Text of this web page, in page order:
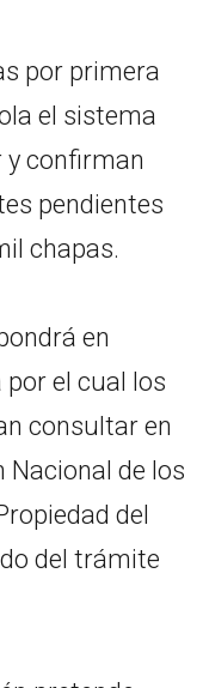
por primera
el sistema
confirman
pendientes
chapas.
en
el cual los
consultar en
Nacional de los
del
del trámite